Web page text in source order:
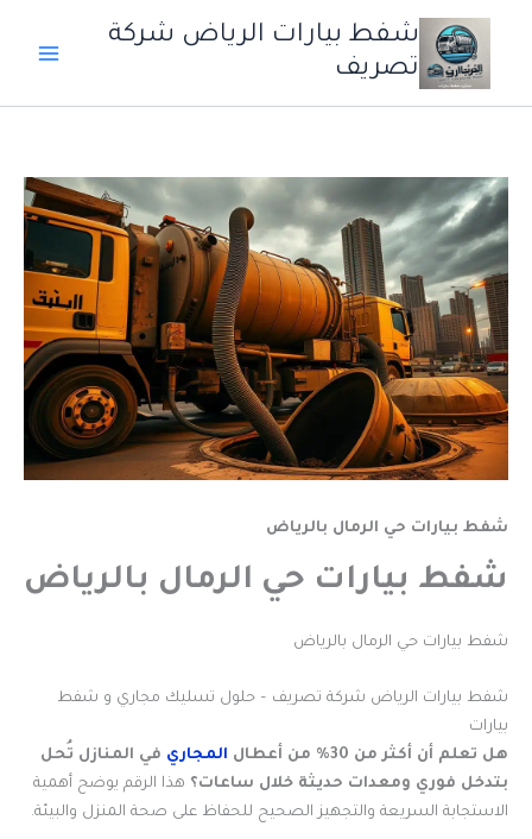
المحتوى
شفط بيارات الرياض شركة
تصريف
شفط بيارات حي الرمال بالرياض
شفط بيارات حي الرمال بالرياض
شفط بيارات حي الرمال بالرياض
شفط بيارات الرياض شركة تصريف – حلول تسليك مجاري و شفط
بيارات
هل تعلم أن أكثر من 30% من أعطال
المجاري في المنازل تُحل
بتدخل فوري ومعدات حديثة خلال ساعات؟ هذا الرقم يوضح أهمية
الاستجابة السريعة والتجهيز الصحيح للحفاظ على صحة المنزل والبيئة.